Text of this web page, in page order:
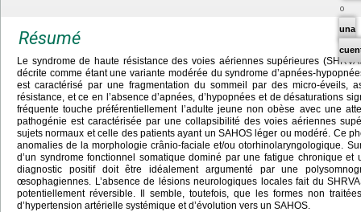
una
Résumé
Le syndrome de haute résistance des voies aériennes supérieures
décrite comme étant une variante modérée du syndrome d’apnées-
est caractérisé par une fragmentation du sommeil par des micro-éveils,
résistance, et ce en l’absence d’apnées, d’hypopnées et de désaturations
fréquente touche préférentiellement l’adulte jeune non obèse avec une
pathogénie est caractérisée par une collapsibilité des voies aériennes
sujets normaux et celle des patients ayant un SAHOS léger ou modéré. Ce
anomalies de la morphologie crânio-faciale et/ou otorhinolaryngologique.
d’un syndrome fonctionnel somatique dominé par une fatigue chronique
diagnostic positif doit être idéalement argumenté par une
œsophagiennes. L’absence de lésions neurologiques locales fait du
potentiellement réversible. Il semble, toutefois, que les formes non
d’hypertension artérielle systémique et d’évolution vers un SAHOS.